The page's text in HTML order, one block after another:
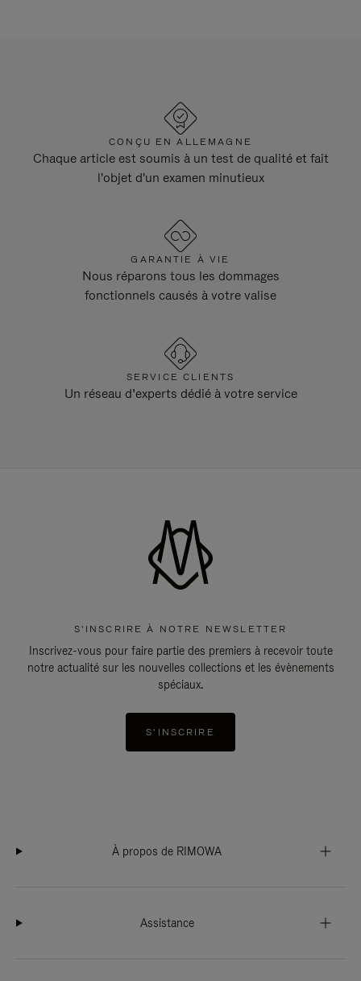
CONÇU EN ALLEMAGNE
Chaque article est soumis à un test de qualité et fait
l'objet d'un examen minutieux
GARANTIE À VIE
Nous réparons tous les dommages
fonctionnels causés à votre valise
SERVICE CLIENTS
Un réseau d’experts dédié à votre service
S'INSCRIRE À NOTRE NEWSLETTER
Inscrivez-vous pour faire partie des premiers à recevoir toute
notre actualité sur les nouvelles collections et les évènements
spéciaux.
S'INSCRIRE
À propos de RIMOWA
Assistance